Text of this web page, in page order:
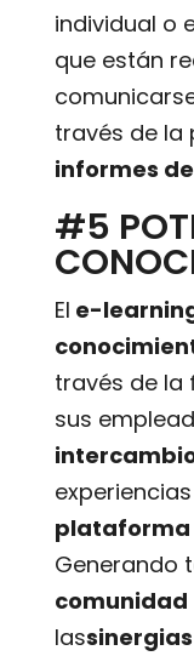
individual o
que están
través de
informes
#5
El e-
través de la
sus
Generando
comunidad
las